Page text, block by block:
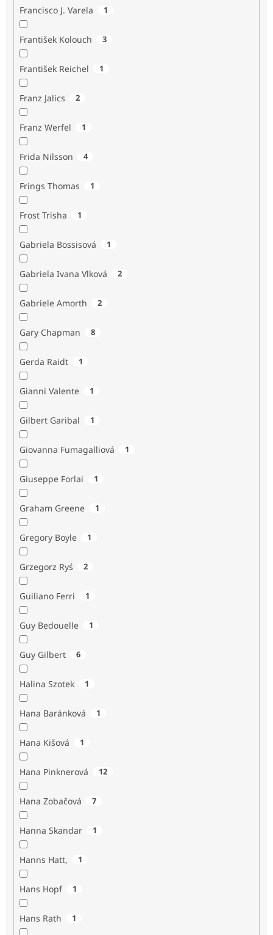
Francisco J. Varela 1
František Kolouch 3
František Reichel 1
Franz Jalics 2
Franz Werfel 1
Frida Nilsson 4
Frings Thomas 1
Frost Trisha 1
Gabriela Bossisová 1
Gabriela Ivana Vlková 2
Gabriele Amorth 2
Gary Chapman 8
Gerda Raidt 1
Gianni Valente 1
Gilbert Garibal 1
Giovanna Fumagalliová 1
Giuseppe Forlai 1
Graham Greene 1
Gregory Boyle 1
Grzegorz Ryś 2
Guiliano Ferri 1
Guy Bedouelle 1
Guy Gilbert 6
Halina Szotek 1
Hana Baránková 1
Hana Kišová 1
Hana Pinknerová 12
Hana Zobačová 7
Hanna Skandar 1
Hanns Hatt, 1
Hans Hopf 1
Hans Rath 1